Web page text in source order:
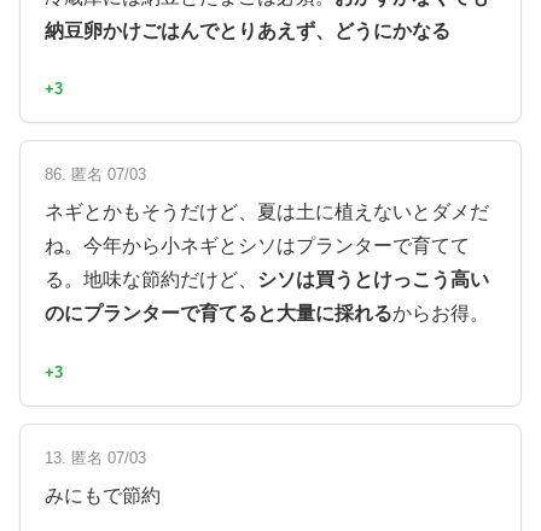
納豆卵かけごはんでとりあえず、どうにかなる
+3
86. 匿名 07/03
ネギとかもそうだけど、夏は土に植えないとダメだ
ね。今年から小ネギとシソはプランターで育てて
る。地味な節約だけど、 シソは買うとけっこう高い
のにプランターで育てると大量に採れるからお得。
+3
13. 匿名 07/03
みにもで節約